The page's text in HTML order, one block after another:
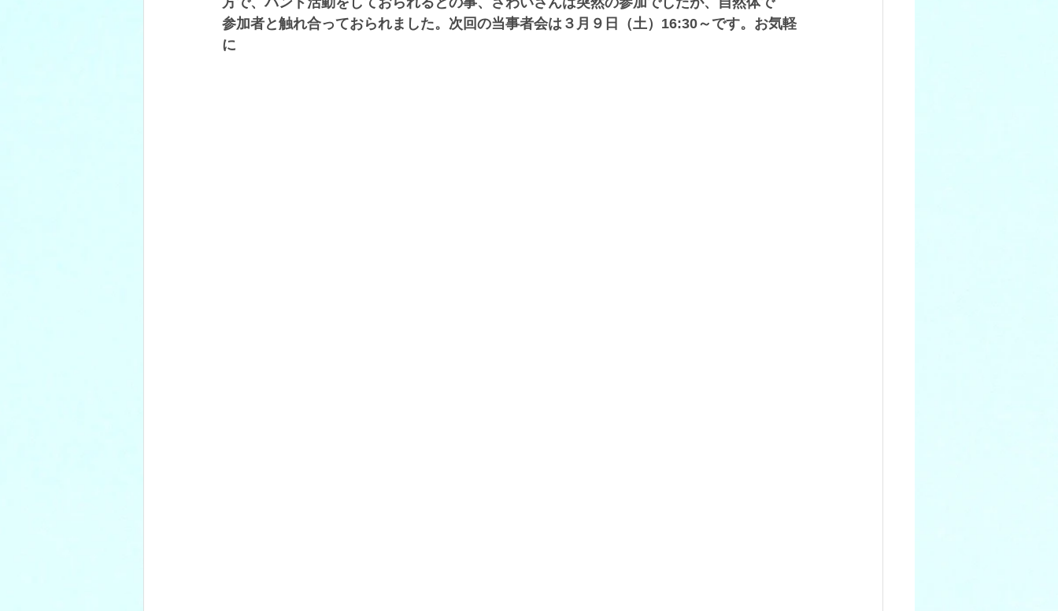
参加者と触れ合っておられました。次回の当事者会は３月９日（土）16:30～です。お気軽
に